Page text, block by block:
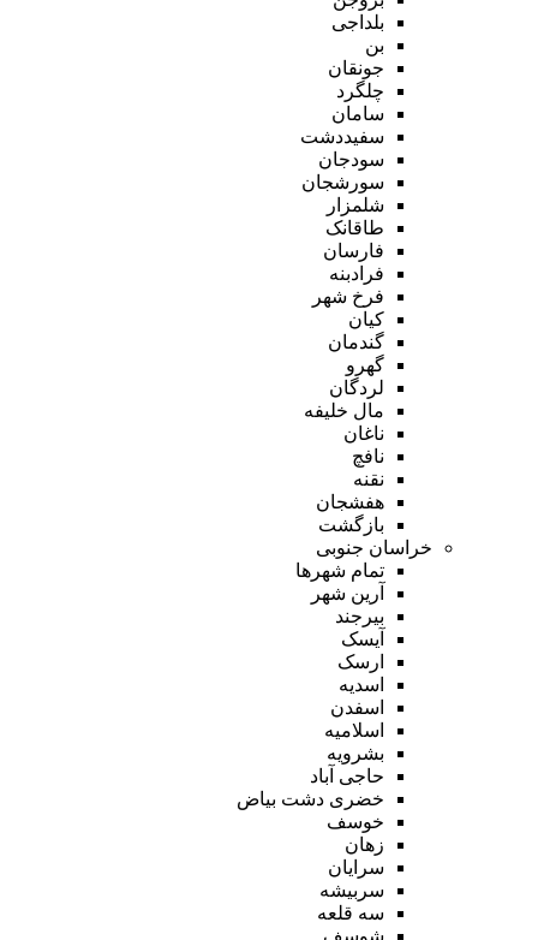
بلداجی
بن
جونقان
چلگرد
سامان
سفیددشت
سودجان
سورشجان
شلمزار
طاقانک
فارسان
فرادبنه
فرخ شهر
کیان
گندمان
گهرو
لردگان
مال خلیفه
ناغان
نافچ
نقنه
هفشجان
بازگشت
خراسان جنوبی
تمام شهر‌ها
آرین شهر
بیرجند
آیسک
ارسک
اسدیه
اسفدن
اسلامیه
بشرویه
حاجی آباد
خضری دشت بیاض
خوسف
زهان
سرایان
سربیشه
سه قلعه
شوسف